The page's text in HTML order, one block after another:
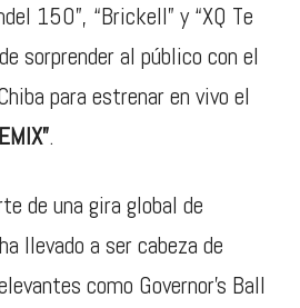
150”, “Brickell” y “XQ Te
sorprender al público con el
para estrenar en vivo el
.
de una gira global de
llevado a ser cabeza de
como Governor’s Ball